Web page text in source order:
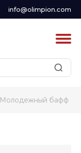
info@olimpion.com
Молодежный бафф